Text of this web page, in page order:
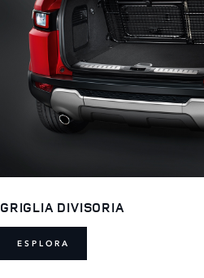
GRIGLIA DIVISORIA
ESPLORA